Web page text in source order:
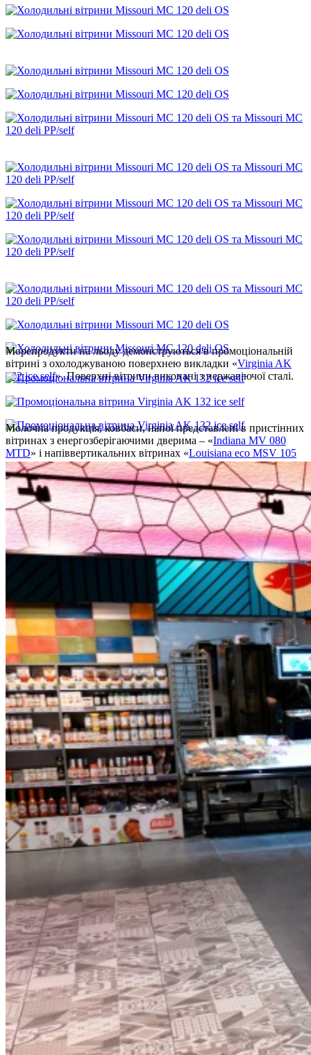
Морепродукти на льоду демонструються в промоціональній
вітрині з охолоджуваною поверхнею викладки «Virginia AK
132 ice self». Поверхні вітрини виконані з нержавіючої сталі.
Молочна продукція, ковбаси, напої представлені в пристінних
вітринах з енергозберігаючими дверима – «Indiana MV 080
MTD» і напіввертикальних вітринах «Louisiana eco MSV 105
MTD».